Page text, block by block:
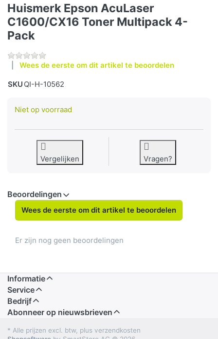
Huismerk Epson AcuLaser
C1600/CX16 Toner Multipack 4-
Pack
Wees de eerste om dit artikel te beoordelen
SKU QI-H-10562
Niet op voorraad
Vergelijken Vragen?
Beoordelingen
Wees de eerste om dit artikel te beoordelen
Er zijn nog geen beoordelingen
Informatie
Service
Bedrijf
Abonneer op nieuwsbrieven
* Alle prijzen excl. btw, plus verzendkosten